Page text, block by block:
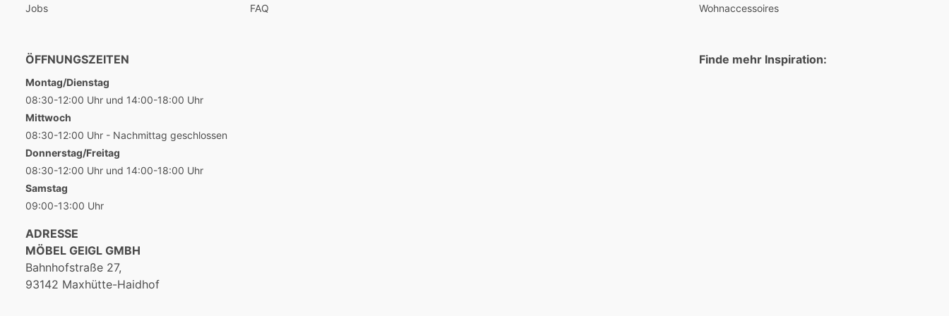
Jobs
FAQ
Wohnaccessoires
ÖFFNUNGSZEITEN
Montag/Dienstag
08:30-12:00 Uhr und 14:00-18:00 Uhr
Mittwoch
08:30-12:00 Uhr - Nachmittag geschlossen
Donnerstag/Freitag
08:30-12:00 Uhr und 14:00-18:00 Uhr
Samstag
09:00-13:00 Uhr
ADRESSE
MÖBEL GEIGL GMBH
Bahnhofstraße 27,
93142 Maxhütte-Haidhof
Finde mehr Inspiration: